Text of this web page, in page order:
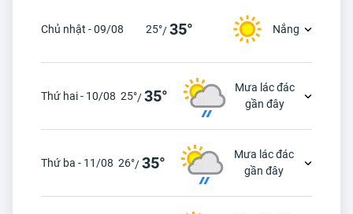
Chủ nhật - 09/08 25°/35° Nắng
Thứ hai - 10/08 25°/35°
Mưa lác đác
gần đây
Thứ ba - 11/08 26°/35°
Mưa lác đác
gần đây